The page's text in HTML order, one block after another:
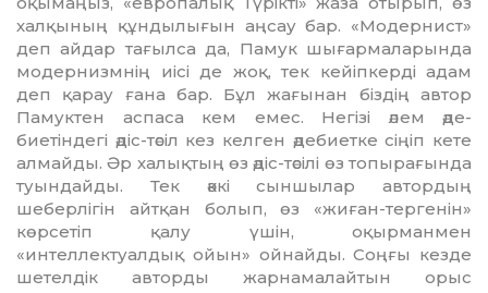
халқы­ның құндылығын аңсау бар. «Мо­дернист»
деп айдар тағылса да, Па­мук шығармаларында
мо­де­р­низм­нің иісі де жоқ, тек кейіп­керді адам
деп қарау ғана бар. Бұл жағынан біздің автор
Памуктен аспаса кем емес. Негізі әлем әде­
биетіндегі әдіс-тәсіл кез келген әдебиетке сіңіп кете
алмайды. Әр халықтың өз әдіс-тәсілі өз топыра­ғында
туындайды. Тек әккі сын­шылар автордың
шеберлігін айт­қан болып, өз «жиған-тергенін»
көрсетіп қалу үшін, оқырманмен
«интеллектуалдық ойын» ойнай­ды. Соңғы кезде
шетелдік авторды жарнамалайтын орыс